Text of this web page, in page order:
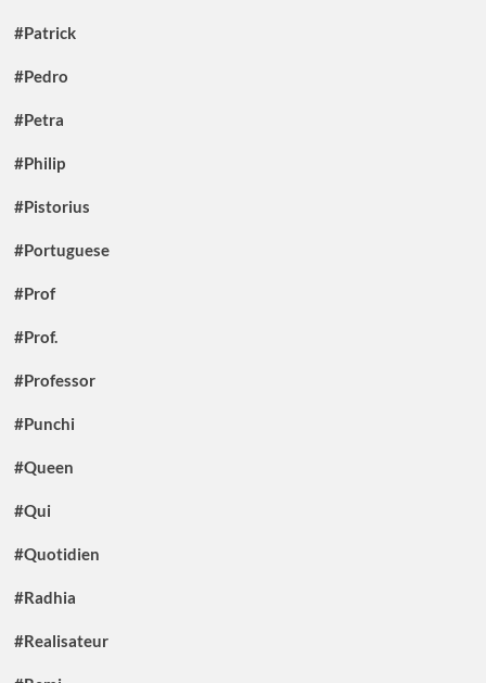
#Patrick
#Pedro
#Petra
#Philip
#Pistorius
#Portuguese
#Prof
#Prof.
#Professor
#Punchi
#Queen
#Qui
#Quotidien
#Radhia
#Realisateur